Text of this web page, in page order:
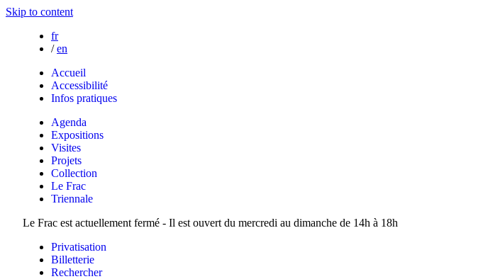
Skip to content
fr
/ en
Accueil
Accessibilité
Infos pratiques
Agenda
Expositions
Visites
Projets
Collection
Le Frac
Triennale
Le Frac est actuellement fermé - Il est ouvert du mercredi au dimanche de 14h à 18h
Privatisation
Billetterie
Rechercher